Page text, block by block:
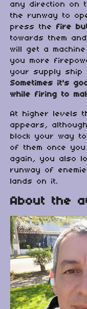
any direction on
the runway to
press the fire
towards them
will get a
you more
your supply ship
Sometimes it's
while firing to
At higher levels
appears,
block your way
of them once
again, you also
runway of
lands on it.
About the